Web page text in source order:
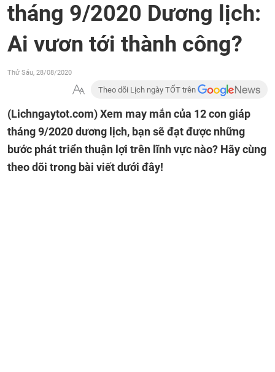
tháng 9/2020 Dương lịch:
Ai vươn tới thành công?
Thứ Sáu, 28/08/2020
Theo dõi Lịch ngày TỐT trên
(Lichngaytot.com)Xem may mắn của 12 con giáp
tháng 9/2020 dương lịch, bạn sẽ đạt được những
bước phát triển thuận lợi trên lĩnh vực nào? Hãy cùng
theo dõi trong bài viết dưới đây!